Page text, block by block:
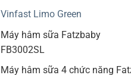
Vinfast Limo Green
Máy hâm sữa Fatzbaby
FB3002SL
Máy hâm sữa 4 chức năng